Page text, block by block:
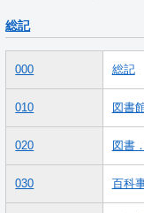
総記
000 総記
010 図書
020 図書
030 百科